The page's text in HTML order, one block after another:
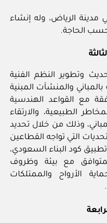
مدينة الرياض، وله إنشاء
الحاجة.
وتطوير النظم الفنية
والمنشآت المبنية
مع القواعد الهندسية
الطبيعية، والارتقاء
وذلك من خلال تحديد
التي تواجه القطاعين
كود البناء السعودي،
مع بيئة وظروف
الأرواح والممتلكات